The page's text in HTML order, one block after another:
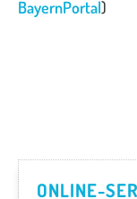
BayernPortal)
ONLINE-